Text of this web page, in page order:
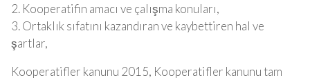
2. Kooperatifin amacı ve çalışma konuları,
3. Ortaklık sıfatını kazandıran ve kaybettiren hal ve
şartlar,
Kooperatifler kanunu 2015, Kooperatifler kanunu tam